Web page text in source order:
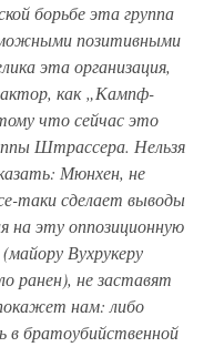
борьбе эта группа
позитивными
эта организация,
как „Кампф-
что сейчас это
Штрассера. Нельзя
Мюнхен, не
таки сделает выводы
на эту оппозиционную
Вухрукеру
ранен), не заставят
нам: либо
братоубийственной